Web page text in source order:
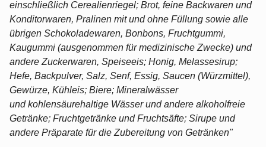
einschließlich Cerealienriegel; Brot, feine Backwaren und
Konditorwaren, Pralinen mit und ohne Füllung sowie alle
übrigen Schokoladewaren, Bonbons, Fruchtgummi,
Kaugummi (ausgenommen für medizinische Zwecke) und
andere Zuckerwaren, Speiseeis; Honig, Melassesirup;
Hefe, Backpulver, Salz, Senf, Essig, Saucen (Würzmittel),
Gewürze, Kühleis; Biere; Mineralwässer
und kohlensäurehaltige Wässer und andere alkoholfreie
Getränke; Fruchtgetränke und Fruchtsäfte; Sirupe und
andere Präparate für die Zubereitung von Getränken"